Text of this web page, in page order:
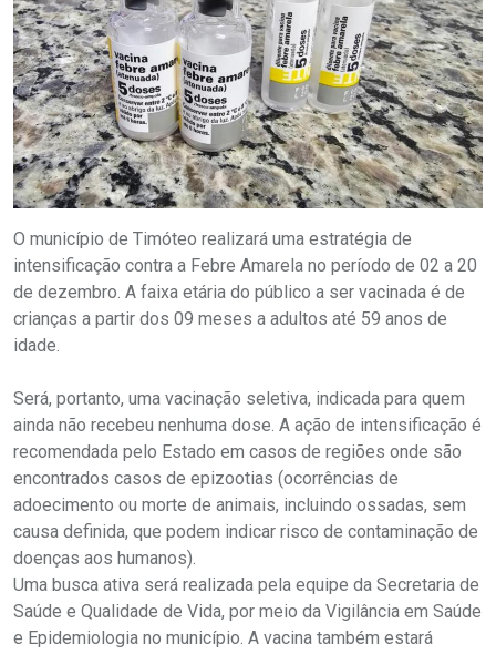
O município de Timóteo realizará uma estratégia de
intensificação contra a Febre Amarela no período de 02 a 20
de dezembro. A faixa etária do público a ser vacinada é de
crianças a partir dos 09 meses a adultos até 59 anos de
idade.
Será, portanto, uma vacinação seletiva, indicada para quem
ainda não recebeu nenhuma dose. A ação de intensificação é
recomendada pelo Estado em casos de regiões onde são
encontrados casos de epizootias (ocorrências de
adoecimento ou morte de animais, incluindo ossadas, sem
causa definida, que podem indicar risco de contaminação de
doenças aos humanos).
Uma busca ativa será realizada pela equipe da Secretaria de
Saúde e Qualidade de Vida, por meio da Vigilância em Saúde
e Epidemiologia no município. A vacina também estará